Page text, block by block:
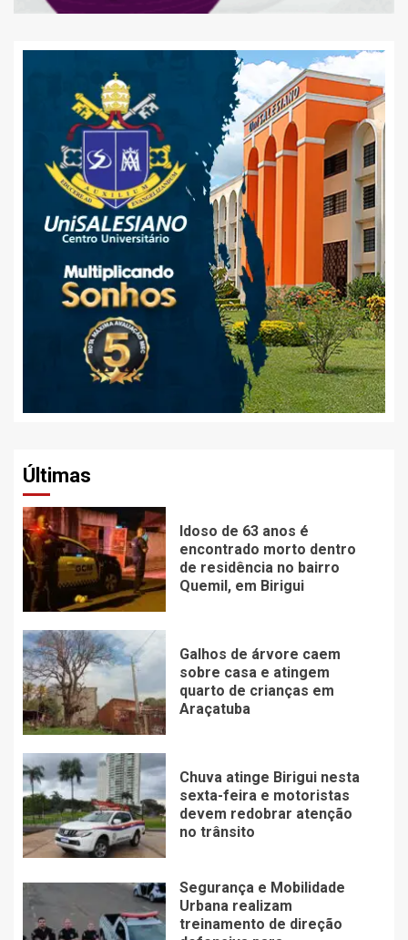
Últimas
Idoso de 63 anos é
encontrado morto dentro
de residência no bairro
Quemil, em Birigui
Galhos de árvore caem
sobre casa e atingem
quarto de crianças em
Araçatuba
Chuva atinge Birigui nesta
sexta-feira e motoristas
devem redobrar atenção
no trânsito
Segurança e Mobilidade
Urbana realizam
treinamento de direção